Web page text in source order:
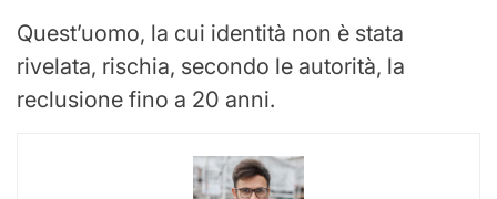
Quest’uomo, la cui identità non è stata
rivelata, rischia, secondo le autorità, la
reclusione fino a 20 anni.